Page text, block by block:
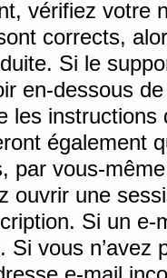
vérifiez votre
corrects,
Si le
en-dessous
les
également
par vous-
ouvrir une
Si un
Si vous n’avez